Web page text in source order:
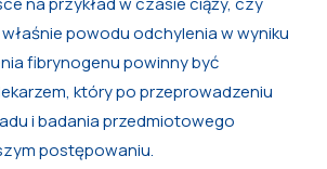
powodu odchylenia w wyniku
fibrynogenu powinny być
który po przeprowadzeniu
i badania przedmiotowego
postępowaniu.